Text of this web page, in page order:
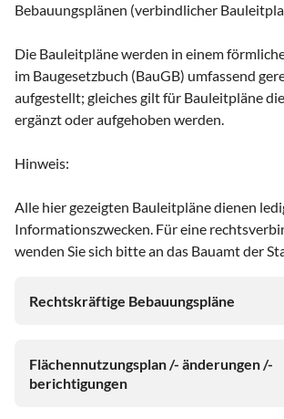
Bebauungsplänen (verbindlicher
Die Bauleitpläne werden in einem
im Baugesetzbuch (BauGB) umfassend
aufgestellt; gleiches gilt für Bauleitpläne
ergänzt oder aufgehoben werden.
Hinweis:
Alle hier gezeigten Bauleitpläne dienen
Informationszwecken. Für eine
wenden Sie sich bitte an das Bauamt der
Rechtskräftige Bebauungspläne
Flächennutzungsplan /- änderungen /-
berichtigungen